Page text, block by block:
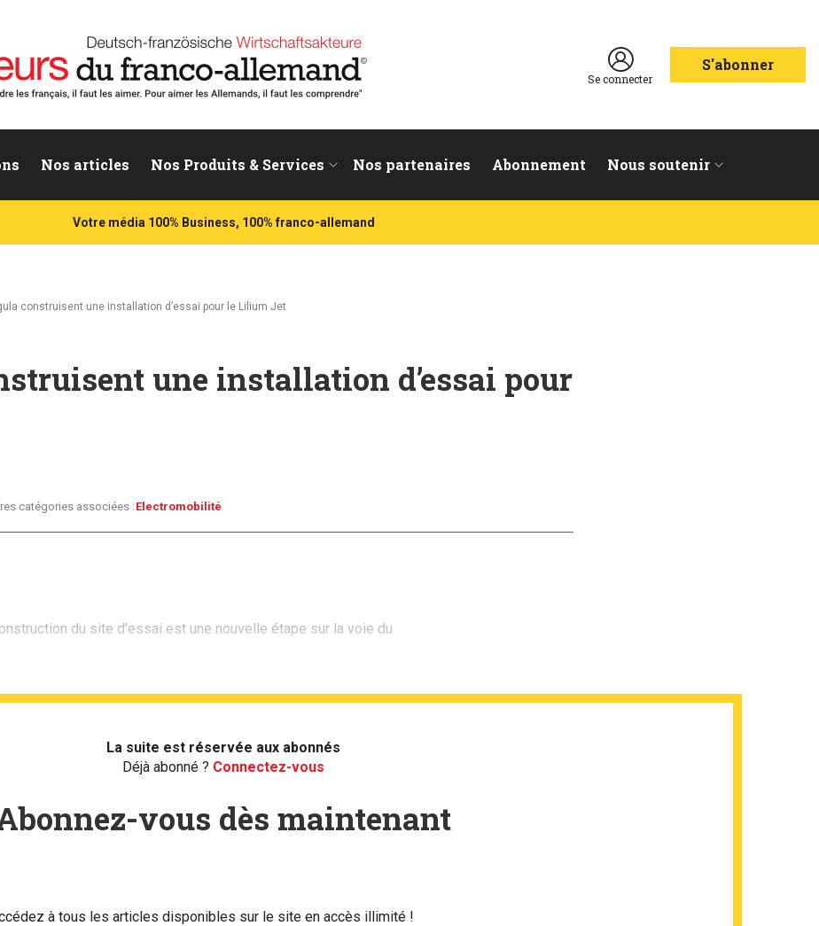
Se connecter
S'abonner
Nos articles Nos Produits & Services Nos partenaires Abonnement Nous soutenir
Votre média 100% Business, 100% franco-allemand
construisent une installation d’essai pour le Lilium Jet
une installation d’essai pour
catégories associées : Electromobilité
du site d’essai est une nouvelle étape sur la voie du
La suite est réservée aux abonnés
Déjà abonné ? Connectez-vous
vous dès maintenant
à tous les articles disponibles sur le site en accès illimité !